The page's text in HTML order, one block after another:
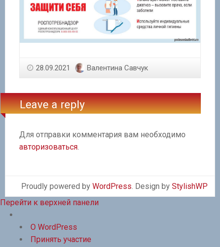
28.09.2021 Валентина Савчук
Leave a reply
Для отправки комментария вам необходимо
авторизоваться.
Proudly powered by WordPress. Design by StylishWP
Перейти к верхней панели
WordPress
О WordPress
Принять участие